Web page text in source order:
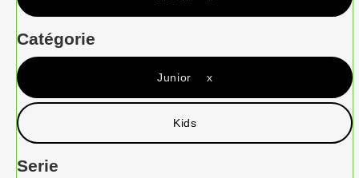
Catégorie
Junior x
Kids
Serie